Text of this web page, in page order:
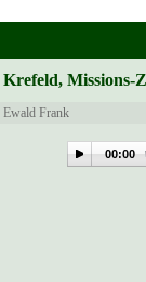
Krefeld, Missions-
Ewald Frank
00:00